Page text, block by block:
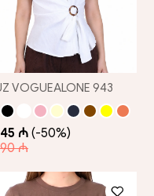
VOGUEALONE 943
₼(-50%)
₼